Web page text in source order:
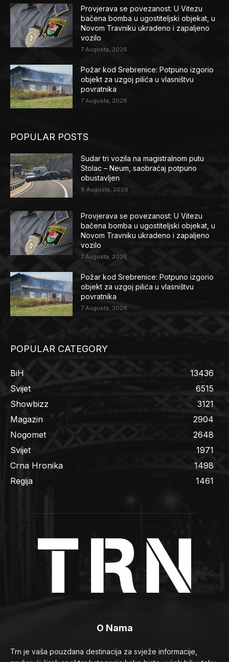
Provjerava se povezanost: U Vitezu
bačena bomba u ugostiteljski objekat, u
Novom Travniku ukradeno i zapaljeno
vozilo
7 Augusta, 2026
Požar kod Srebrenice: Potpuno izgorio
objekt za uzgoj pilića u vlasništvu
povratnika
7 Augusta, 2026
POPULAR POSTS
Sudar tri vozila na magistralnom putu
Stolac – Neum, saobraćaj potpuno
obustavljen
8 Augusta, 2026
Provjerava se povezanost: U Vitezu
bačena bomba u ugostiteljski objekat, u
Novom Travniku ukradeno i zapaljeno
vozilo
7 Augusta, 2026
Požar kod Srebrenice: Potpuno izgorio
objekt za uzgoj pilića u vlasništvu
povratnika
7 Augusta, 2026
POPULAR CATEGORY
BiH
13436
Svijet
6515
Showbizz
3121
Magazin
2904
Nogomet
2648
Svijet
1971
Crna Hronika
1498
Regija
1461
O Nama
Trn je vaša pouzdana destinacija za svježe informacije,